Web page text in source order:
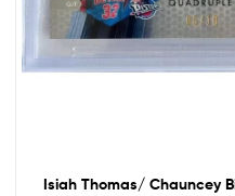
Isiah Thomas/ Chauncey